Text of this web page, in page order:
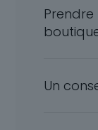
Prendre
Un